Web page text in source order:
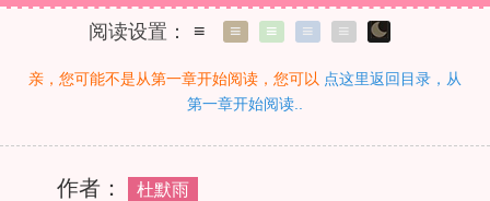
阅读设置：
≡ ≡ ≡ ≡ ≡
亲，您可能不是从第一章开始阅读，您可以 点这里返回目录，从
第一章开始阅读..
作者： 杜默雨